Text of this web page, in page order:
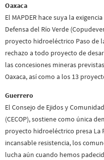
Oaxaca
El MAPDER hace suya la
Defensa del Río Verde
proyecto hidroeléctrico Paso de
rechazo a todo proyecto de
las concesiones mineras
Oaxaca, así como a los 13
Guerrero
El Consejo de Ejidos y
(CECOP), sostiene como única
proyecto hidroeléctrico presa La
incansable resistencia, los
lucha aún cuando hemos